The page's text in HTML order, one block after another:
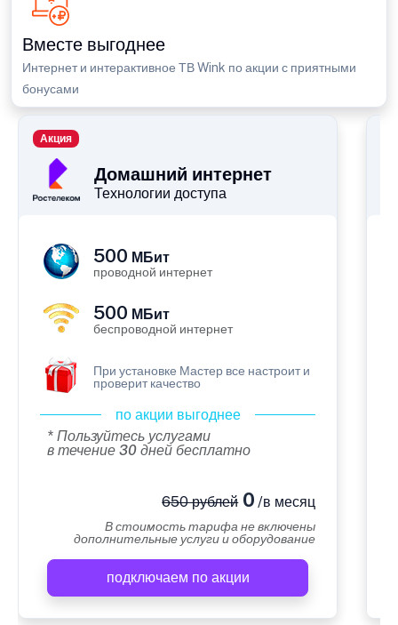
Вместе выгоднее
Интернет и интерактивное ТВ Wink по акции с приятными
бонусами
Домашний интернет
Технологии доступа
Акция
500 МБит
проводной интернет
500 МБит
беспроводной интернет
При установке Мастер все настроит и
проверит качество
по акции выгоднее
* Пользуйтесь услугами
в течение 30 дней бесплатно
650 рублей0 /в месяц
В стоимость тарифа не включены
дополнительные услуги и оборудование
подключаем по акции